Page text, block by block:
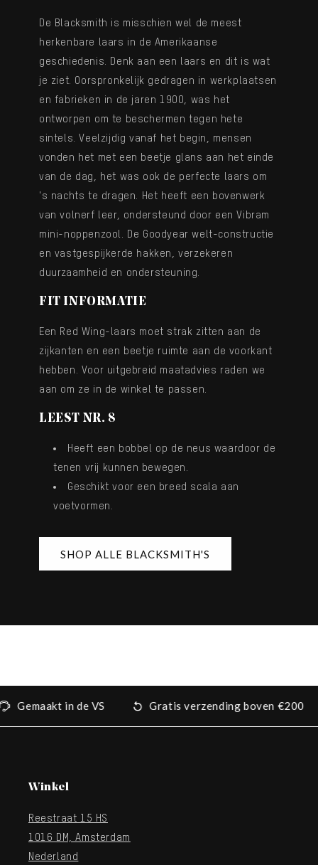
De Blacksmith is misschien wel de meest
herkenbare laars in de Amerikaanse
geschiedenis. Denk aan een laars en dit is wat
je ziet. Oorspronkelijk gedragen in werkplaatsen
en fabrieken in de jaren 1900, was het
ontworpen om te beschermen tegen hete
sintels. Veelzijdig vanaf het begin, mensen
vonden het met een beetje glans aan het einde
van de dag, het was ook de perfecte laars om
's nachts te dragen. Het heeft een bovenwerk
van volnerf leer, ondersteund door een Vibram
mini-noppenzool. De Goodyear welt-constructie
en vastgespijkerde hakken, verzekeren
duurzaamheid en ondersteuning.
FIT INFORMATIE
Een Red Wing-laars moet strak zitten aan de
zijkanten en een beetje ruimte aan de voorkant
hebben. Voor uitgebreid maatadvies raden we
aan om ze in de winkel te passen.
LEEST NR. 8
Heeft een bobbel op de neus waardoor de
tenen vrij kunnen bewegen.
Geschikt voor een breed scala aan
voetvormen.
SHOP ALLE BLACKSMITH'S
Gemaakt in de VS Gratis verzending boven €200
Winkel
Reestraat 15 HS
1016 DM, Amsterdam
Nederland